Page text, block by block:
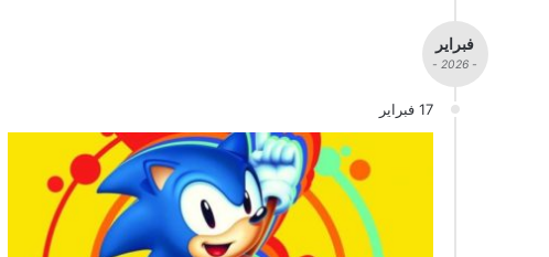
فبراير
- 2026 -
17 فبراير